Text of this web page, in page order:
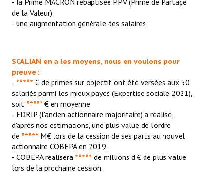
Tuto Authentification / Problème de connexion
de la Valeur)
- une augmentation générale des salaires
SCALIAN en a les moyens, nous en voulons pour
preuve :
- ***** € de primes sur objectif ont été versées aux 50
salariés parmi les mieux payés (Expertise sociale 2021),
soit ***** € en moyenne
- EDRIP (l'ancien actionnaire majoritaire) a réalisé,
d'après nos estimations, une plus value de l'ordre
de ***** M€ lors de la cession de ses parts au nouvel
actionnaire COBEPA en 2019.
- COBEPA réalisera ***** de millions d'€ de plus value
lors de la prochaine cession.